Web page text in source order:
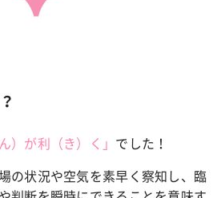
）が利（き）く」 でした！
の状況や空気を素早く察知し、臨